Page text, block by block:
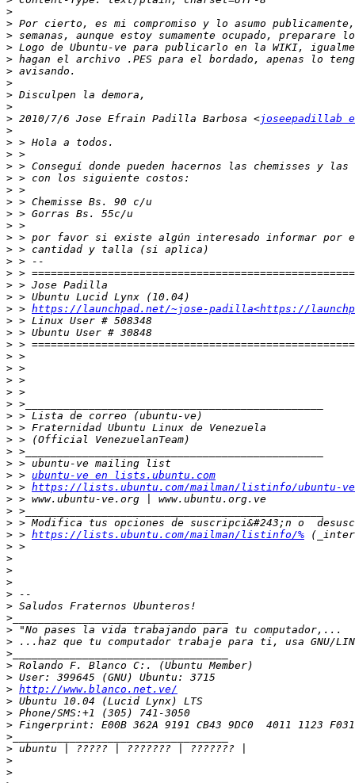
>
>
>
>
>
>
>
>
>
> 2010/7/6 Jose Efrain Padilla Barbosa <joseepadillab
>
>
>
>
>
>
>
>
>
>
>
>
>
>
>
> > https://launchpad.net/~jose-padilla<https://
>
>
>
>
>
>
>
>
>
>
>
>
>
> > ubuntu-ve en lists.ubuntu.com
> > https://lists.ubuntu.com/mailman/listinfo/ubuntu-ve
>
>
>
> > https://lists.ubuntu.com/mailman/listinfo/%
>
>
>
>
>
>
>
>
>
>
>
>
> http://www.blanco.net.ve/
>
>
>
>
>
>
>